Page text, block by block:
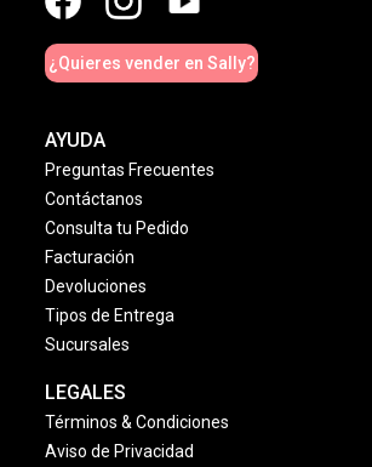
¿Quieres vender en Sally?
AYUDA
Preguntas Frecuentes
Contáctanos
Consulta tu Pedido
Facturación
Devoluciones
Tipos de Entrega
Sucursales
LEGALES
Términos & Condiciones
Aviso de Privacidad